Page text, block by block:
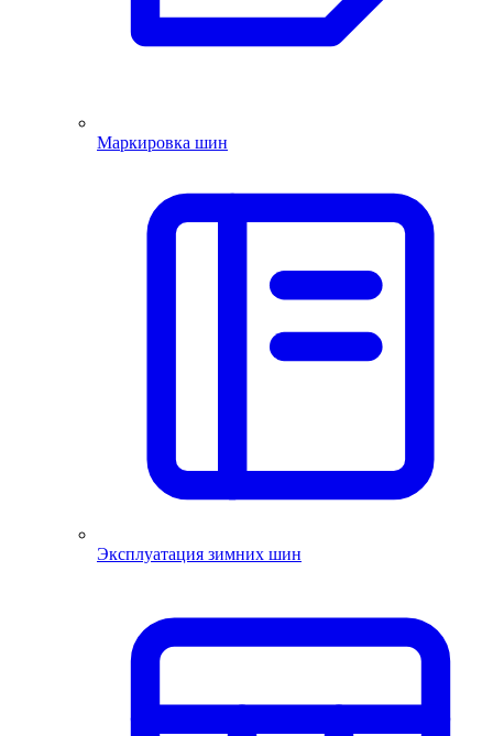
Маркировка шин
Эксплуатация зимних шин